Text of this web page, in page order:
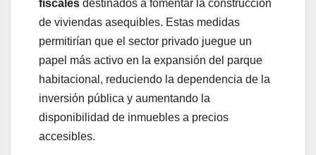
fiscales destinados a fomentar la construcción
de viviendas asequibles. Estas medidas
permitirían que el sector privado juegue un
papel más activo en la expansión del parque
habitacional, reduciendo la dependencia de la
inversión pública y aumentando la
disponibilidad de inmuebles a precios
accesibles.